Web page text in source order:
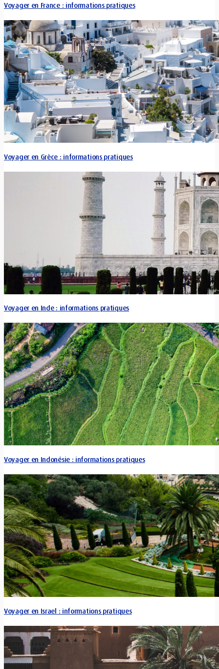
Voyager en France : informations pratiques
Voyager en Grèce : informations pratiques
Voyager en Inde : informations pratiques
Voyager en Indonésie : informations pratiques
Voyager en Israel : informations pratiques